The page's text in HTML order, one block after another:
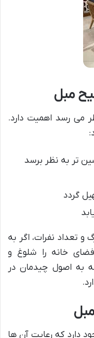
می رسد اهمیت دارد.
تر به نظر برسد
گردد
و تعداد نفرات، اگر به
خانه را شلوغ و
به اصول چیدمان در
دارد که رعایت آن ها